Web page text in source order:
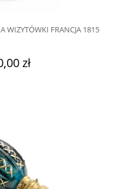
WIZYTÓWKI FRANCJA 1815
zł